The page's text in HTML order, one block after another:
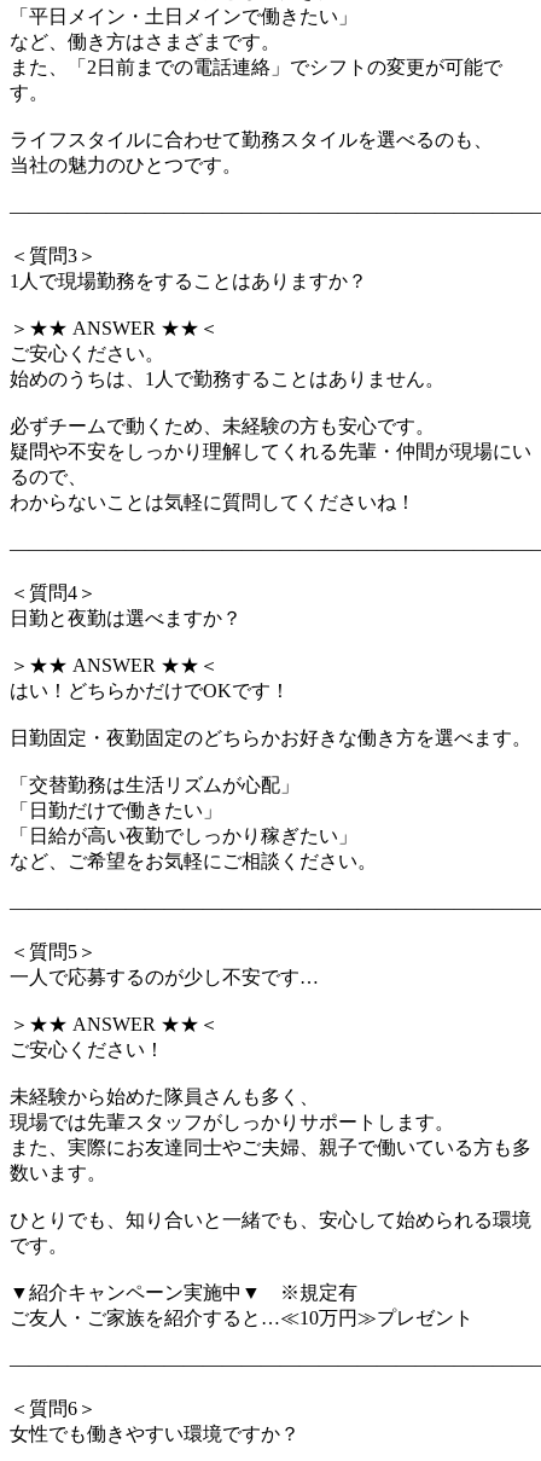
「平日メイン・土日メインで働きたい」
など、働き方はさまざまです。
また、「2日前までの電話連絡」でシフトの変更が可能で
す。
ライフスタイルに合わせて勤務スタイルを選べるのも、
当社の魅力のひとつです。
＜質問3＞
1人で現場勤務をすることはありますか？
＞★★ ANSWER ★★＜
ご安心ください。
始めのうちは、1人で勤務することはありません。
必ずチームで動くため、未経験の方も安心です。
疑問や不安をしっかり理解してくれる先輩・仲間が現場にい
るので、
わからないことは気軽に質問してくださいね！
＜質問4＞
日勤と夜勤は選べますか？
＞★★ ANSWER ★★＜
はい！どちらかだけでOKです！
日勤固定・夜勤固定のどちらかお好きな働き方を選べます。
「交替勤務は生活リズムが心配」
「日勤だけで働きたい」
「日給が高い夜勤でしっかり稼ぎたい」
など、ご希望をお気軽にご相談ください。
＜質問5＞
一人で応募するのが少し不安です…
＞★★ ANSWER ★★＜
ご安心ください！
未経験から始めた隊員さんも多く、
現場では先輩スタッフがしっかりサポートします。
また、実際にお友達同士やご夫婦、親子で働いている方も多
数います。
ひとりでも、知り合いと一緒でも、安心して始められる環境
です。
▼紹介キャンペーン実施中▼ ※規定有
ご友人・ご家族を紹介すると…≪10万円≫プレゼント
＜質問6＞
女性でも働きやすい環境ですか？